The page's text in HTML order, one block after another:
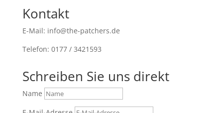
Kontakt
E-Mail: info@the-patchers.de
Telefon: 0177 / 3421593
Schreiben Sie uns direkt
Name